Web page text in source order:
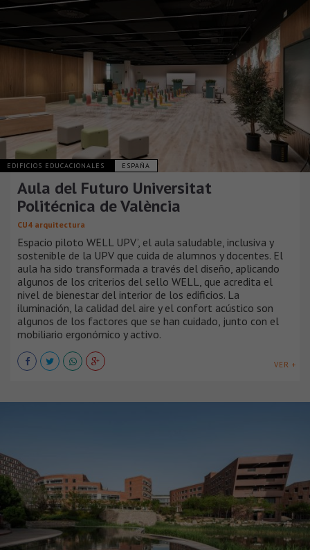
EDIFICIOS EDUCACIONALES ESPAÑA
Aula del Futuro Universitat
Politécnica de València
CU4 arquitectura
Espacio piloto WELL UPV’, el aula saludable, inclusiva y
sostenible de la UPV que cuida de alumnos y docentes. El
aula ha sido transformada a través del diseño, aplicando
algunos de los criterios del sello WELL, que acredita el
nivel de bienestar del interior de los edificios. La
iluminación, la calidad del aire y el confort acústico son
algunos de los factores que se han cuidado, junto con el
mobiliario ergonómico y activo.
VER +